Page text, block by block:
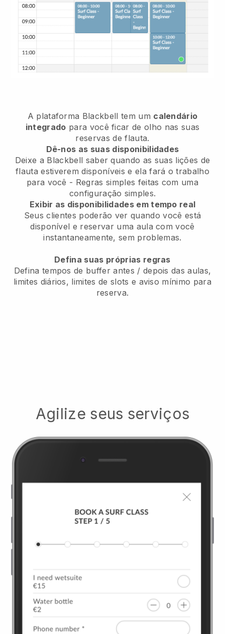
A plataforma Blackbell tem um calendário
integrado para você ficar de olho nas suas
reservas de flauta.
Dê-nos as suas disponibilidades
Deixe a Blackbell saber quando as suas lições de
flauta estiverem disponíveis e ela fará o trabalho
para você - Regras simples feitas com uma
configuração simples.
Exibir as disponibilidades em tempo real
Seus clientes poderão ver quando você está
disponível e reservar uma aula com você
instantaneamente, sem problemas.
Defina suas próprias regras
Defina tempos de buffer antes / depois das aulas,
limites diários, limites de slots e aviso mínimo para
reserva.
Agilize seus serviços